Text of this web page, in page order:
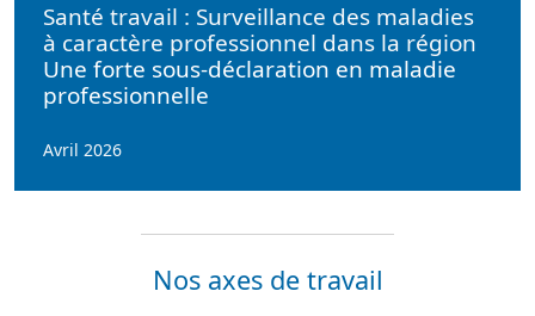
Santé travail : Surveillance des maladies
à caractère professionnel dans la région
Une forte sous-déclaration en maladie
professionnelle
Avril 2026
Nos axes de travail